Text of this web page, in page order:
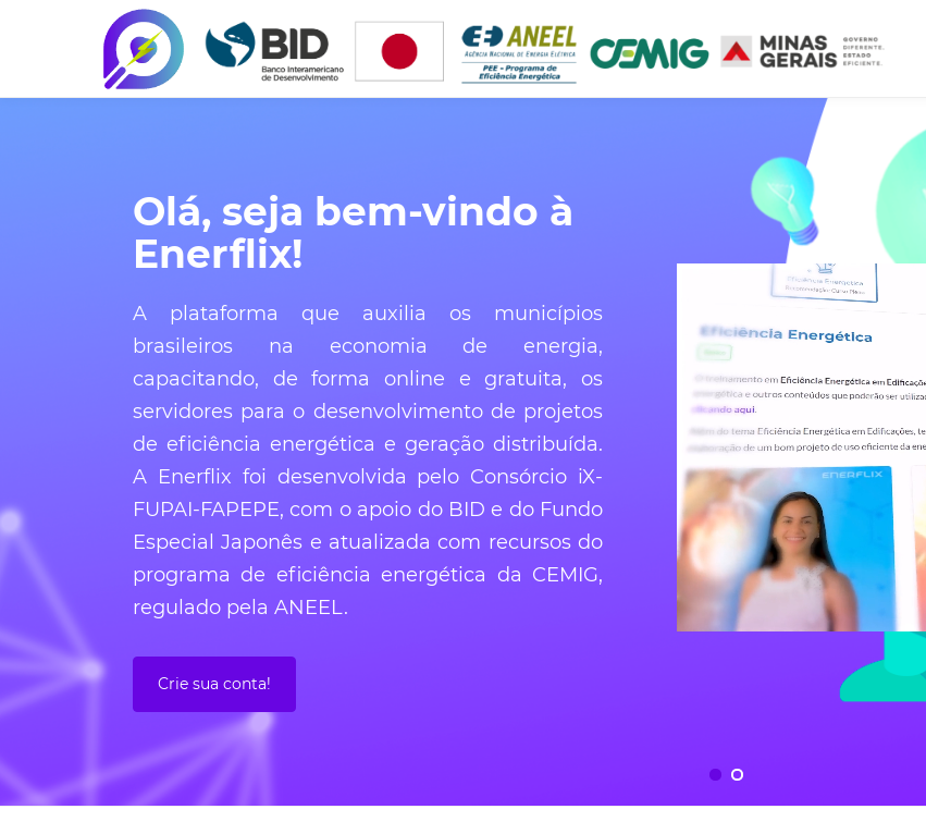
Olá, seja bem-vindo à
Enerflix!
A plataforma que auxilia os municípios
brasileiros na economia de energia,
capacitando, de forma online e gratuita, os
servidores para o desenvolvimento de projetos
de eficiência energética e geração distribuída.
A Enerflix foi desenvolvida pelo Consórcio iX-
FUPAI-FAPEPE, com o apoio do BID e do Fundo
Especial Japonês e atualizada com recursos do
programa de eficiência energética da CEMIG,
regulado pela ANEEL.
Crie sua conta!